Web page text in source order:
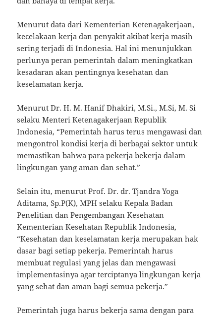
Menurut data dari Kementerian Ketenagakerjaan,
kecelakaan kerja dan penyakit akibat kerja masih
sering terjadi di Indonesia. Hal ini menunjukkan
perlunya peran pemerintah dalam meningkatkan
kesadaran akan pentingnya kesehatan dan
keselamatan kerja.
Menurut Dr. H. M. Hanif Dhakiri, M.Si., M.Si, M. Si
selaku Menteri Ketenagakerjaan Republik
Indonesia, “Pemerintah harus terus mengawasi dan
mengontrol kondisi kerja di berbagai sektor untuk
memastikan bahwa para pekerja bekerja dalam
lingkungan yang aman dan sehat.”
Selain itu, menurut Prof. Dr. dr. Tjandra Yoga
Aditama, Sp.P(K), MPH selaku Kepala Badan
Penelitian dan Pengembangan Kesehatan
Kementerian Kesehatan Republik Indonesia,
“Kesehatan dan keselamatan kerja merupakan hak
dasar bagi setiap pekerja. Pemerintah harus
membuat regulasi yang jelas dan mengawasi
implementasinya agar terciptanya lingkungan kerja
yang sehat dan aman bagi semua pekerja.”
Pemerintah juga harus bekerja sama dengan para